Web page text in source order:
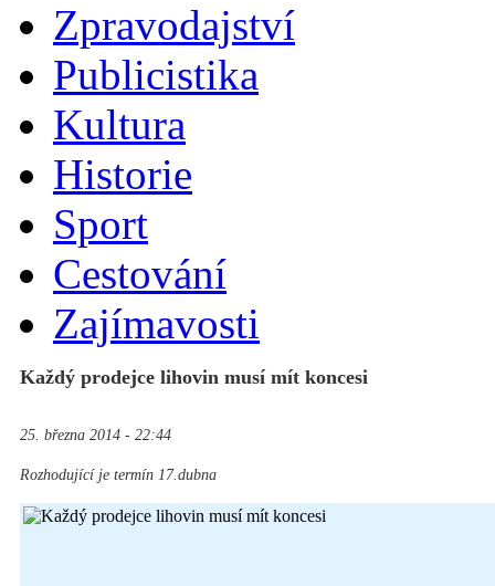
Zpravodajství
Publicistika
Kultura
Historie
Sport
Cestování
Zajímavosti
Každý prodejce lihovin musí mít koncesi
25. března 2014 - 22:44
Rozhodující je termín 17.dubna